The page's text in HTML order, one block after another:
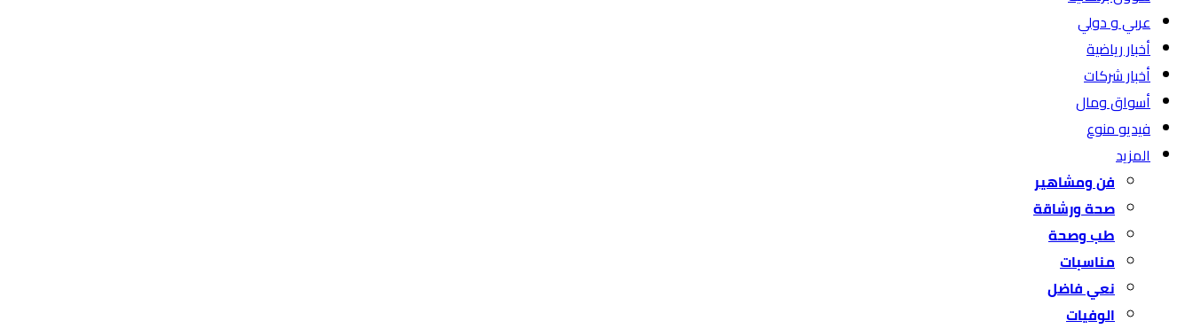
عربي و دولي
أخبار رياضية
أخبار شركات
أسواق ومال
فيديو منوع
المزيد
فن ومشاهير
صحة ورشاقة
طب وصحة
مناسبات
نعي فاضل
الوفيات